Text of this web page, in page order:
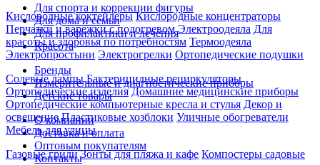
Кислородные коктейлеры Кислородные концентраторы
Перчатки и варежки с подогревом Электроодеяла Для
красоты и здоровья по потребностям Термоодеяла
Электропростыни Электрогрелки Ортопедические подушки
Солевые лампы Бактерицидные рециркуляторы
Ортопедические изделия Домашние медицинские приборы
Ортопедические компьютерные кресла и стулья Декор и
освещение Пластиковые хозблоки Уличные обогреватели
Мебель для улицы
Газовые грили Зонты для пляжа и кафе Компостеры садовые
Для спорта и коррекции фигуры
Для дома и семьи
Для профилактики и лечения
Красота
Бренды
Измерительные и диагностические приборы
Детские товары
О компании
Доставка и оплата
Оптовым покупателям
Контакты